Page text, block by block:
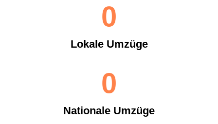
Lokale Umzüge
0
Nationale Umzüge
0